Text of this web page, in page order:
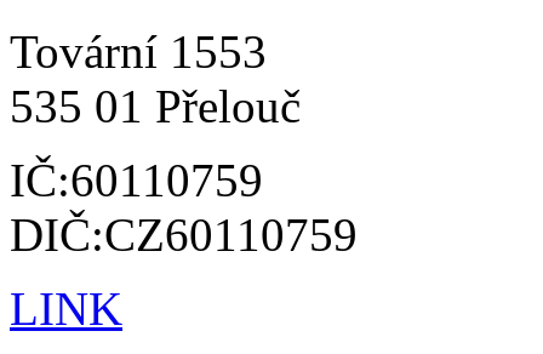
Tovární 1553
535 01 Přelouč
IČ:60110759
DIČ:CZ60110759
LINK